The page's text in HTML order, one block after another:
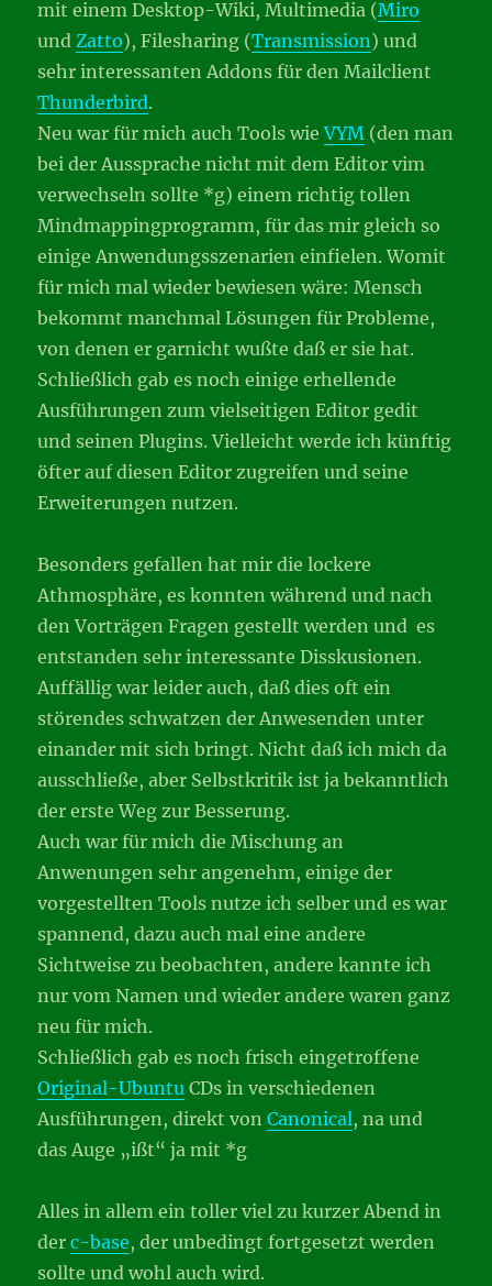
mit einem Desktop-Wiki, Multimedia (Miro
undZatto), Filesharing (Transmission) und
sehr interessanten Addons für den Mailclient
Thunderbird.
Neu war für mich auch Tools wieVYM (den man
bei der Aussprache nicht mit dem Editor vim
verwechseln sollte *g) einem richtig tollen
Mindmappingprogramm, für das mir gleich so
einige Anwendungsszenarien einfielen. Womit
für mich mal wieder bewiesen wäre: Mensch
bekommt manchmal Lösungen für Probleme,
von denen er garnicht wußte daß er sie hat.
Schließlich gab es noch einige erhellende
Ausführungen zum vielseitigen Editor gedit
und seinen Plugins. Vielleicht werde ich künftig
öfter auf diesen Editor zugreifen und seine
Erweiterungen nutzen.
Besonders gefallen hat mir die lockere
Athmosphäre, es konnten während und nach
den Vorträgen Fragen gestellt werden und es
entstanden sehr interessante Disskusionen.
Auffällig war leider auch, daß dies oft ein
störendes schwatzen der Anwesenden unter
einander mit sich bringt. Nicht daß ich mich da
ausschließe, aber Selbstkritik ist ja bekanntlich
der erste Weg zur Besserung.
Auch war für mich die Mischung an
Anwenungen sehr angenehm, einige der
vorgestellten Tools nutze ich selber und es war
spannend, dazu auch mal eine andere
Sichtweise zu beobachten, andere kannte ich
nur vom Namen und wieder andere waren ganz
neu für mich.
Schließlich gab es noch frisch eingetroffene
Original-Ubuntu CDs in verschiedenen
Ausführungen, direkt vonCanonical, na und
das Auge „ißt“ ja mit *g
Alles in allem ein toller viel zu kurzer Abend in
derc-base, der unbedingt fortgesetzt werden
sollte und wohl auch wird.